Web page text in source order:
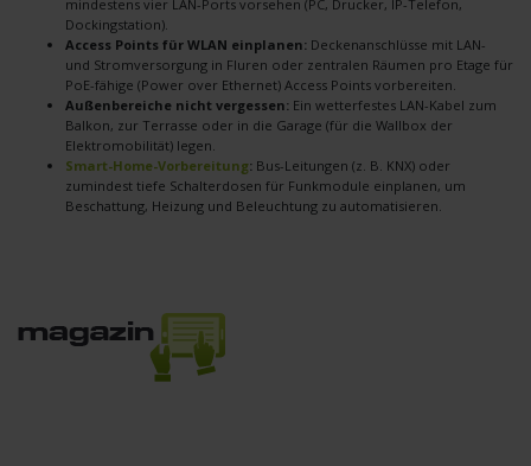
mindestens vier LAN-Ports vorsehen (PC, Drucker, IP-Telefon,
Dockingstation).
Access Points für WLAN einplanen: Deckenanschlüsse mit LAN-
und Stromversorgung in Fluren oder zentralen Räumen pro Etage für
PoE-fähige (Power over Ethernet) Access Points vorbereiten.
Außenbereiche nicht vergessen: Ein wetterfestes LAN-Kabel zum
Balkon, zur Terrasse oder in die Garage (für die Wallbox der
Elektromobilität) legen.
Smart-Home-Vorbereitung: Bus-Leitungen (z. B. KNX) oder
zumindest tiefe Schalterdosen für Funkmodule einplanen, um
Beschattung, Heizung und Beleuchtung zu automatisieren.